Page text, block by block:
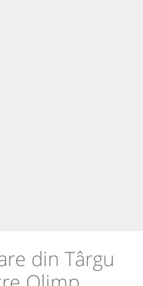
din Târgu